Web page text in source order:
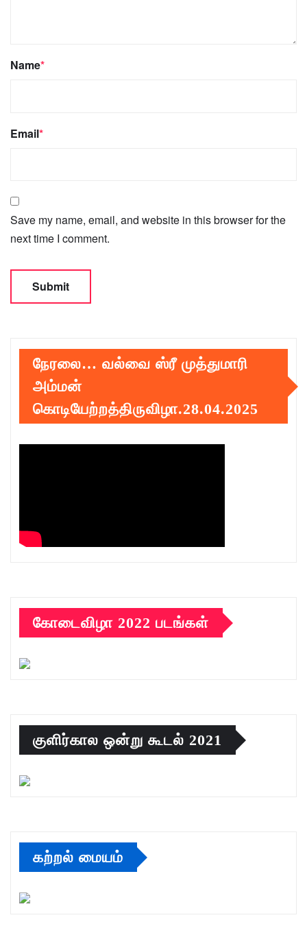
Name*
Email*
Save my name, email, and website in this browser for the
next time I comment.
நேரலை… வல்வை ஸ்ரீ முத்துமாரி
அம்மன்
கொடியேற்றத்திருவிழா.28.04.2025
கோடைவிழா 2022 படங்கள்
குளிர்கால ஒன்று கூடல் 2021
கற்றல் மையம்